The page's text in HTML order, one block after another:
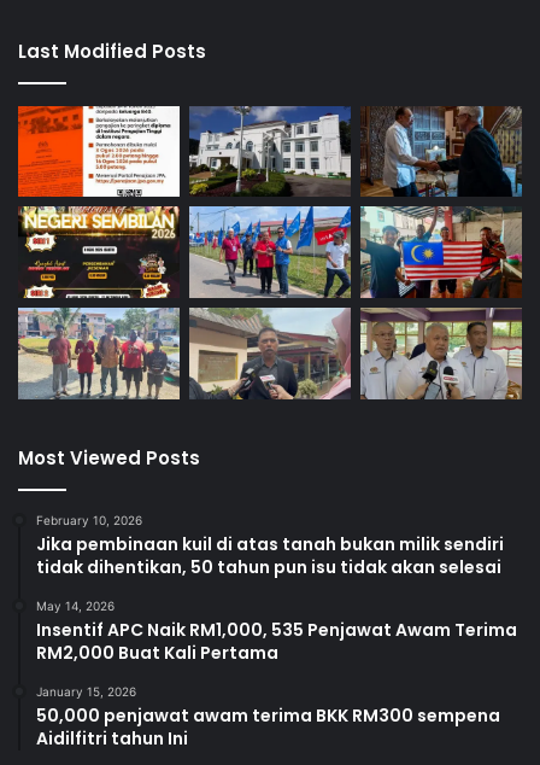
Last Modified Posts
Most Viewed Posts
February 10, 2026
Jika pembinaan kuil di atas tanah bukan milik sendiri
tidak dihentikan, 50 tahun pun isu tidak akan selesai
May 14, 2026
Insentif APC Naik RM1,000, 535 Penjawat Awam Terima
RM2,000 Buat Kali Pertama
January 15, 2026
50,000 penjawat awam terima BKK RM300 sempena
Aidilfitri tahun Ini